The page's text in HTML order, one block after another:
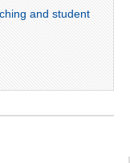
and student